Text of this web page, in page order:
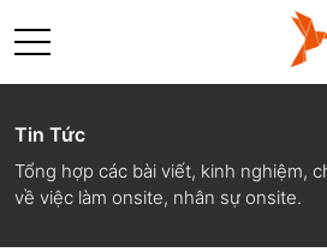
Tin Tức
Tổng hợp các bài viết, kinh nghiệm,
về việc làm onsite, nhân sự onsite.